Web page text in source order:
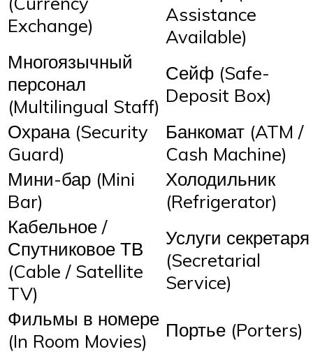
Exchange)
Assistance
Available)
Многоязычный
персонал
(Multilingual Staff)
Сейф (Safe-
Deposit Box)
Охрана (Security
Guard)
Банкомат (ATM /
Cash Machine)
Мини-бар (Mini
Bar)
Холодильник
(Refrigerator)
Кабельное /
Спутниковое ТВ
(Cable / Satellite
TV)
Услуги секретаря
(Secretarial
Service)
Фильмы в номере
(In Room Movies)
Портье (Porters)